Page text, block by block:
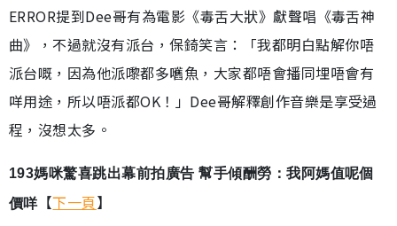
ERROR提到Dee哥有為電影《毒舌大狀》獻聲唱《毒舌神
曲》，不過就沒有派台，保錡笑言：「我都明白點解你唔
派台嘅，因為他派嚟都多嚿魚，大家都唔會播同埋唔會有
咩用途，所以唔派都OK！」Dee哥解釋創作音樂是享受過
程，沒想太多。
193媽咪驚喜跳出幕前拍廣告 幫手傾酬勞：我阿媽值呢個
價咩【下一頁】